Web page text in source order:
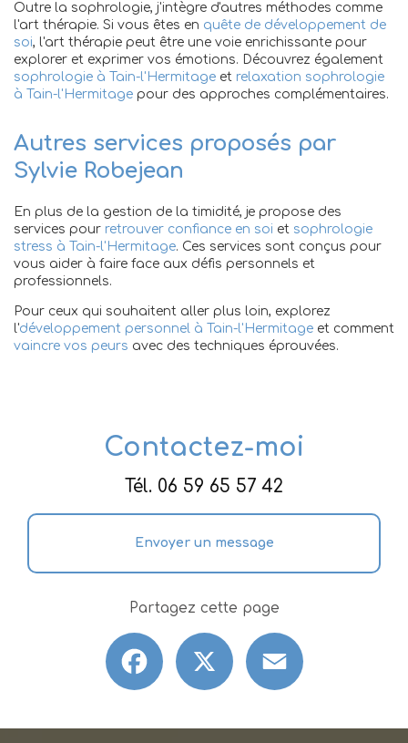
Outre la sophrologie, j'intègre d'autres méthodes comme
l'art thérapie. Si vous êtes en quête de développement de
soi, l'art thérapie peut être une voie enrichissante pour
explorer et exprimer vos émotions. Découvrez également
sophrologie à Tain-l'Hermitage et relaxation sophrologie
à Tain-l'Hermitage pour des approches complémentaires.
Autres services proposés par
Sylvie Robejean
En plus de la gestion de la timidité, je propose des
services pour retrouver confiance en soi et sophrologie
stress à Tain-l'Hermitage. Ces services sont conçus pour
vous aider à faire face aux défis personnels et
professionnels.
Pour ceux qui souhaitent aller plus loin, explorez
l'développement personnel à Tain-l'Hermitage et comment
vaincre vos peurs avec des techniques éprouvées.
Contactez-moi
Tél. 06 59 65 57 42
Envoyer un message
Partagez cette page
Facebook